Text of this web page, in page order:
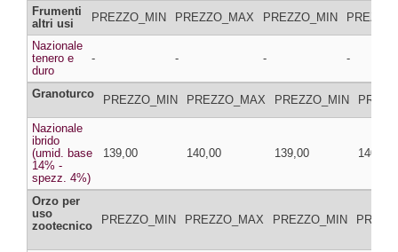
Frumenti
altri usi
PREZZO_MIN PREZZO_MAX PREZZO_MIN
Nazionale
tenero e
duro
- - - -
Granoturco PREZZO_MIN PREZZO_MAX PREZZO_MIN
Nazionale
ibrido
(umid. base
14% -
spezz. 4%)
139,00 140,00 139,00 140,00
Orzo per
uso
zootecnico
PREZZO_MIN PREZZO_MAX PREZZO_MIN